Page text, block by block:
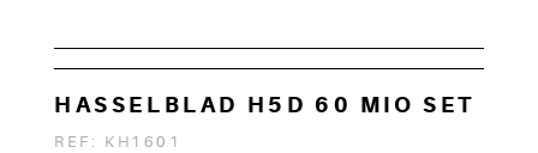
HASSELBLAD H5D 60 MIO SET
REF: KH1601